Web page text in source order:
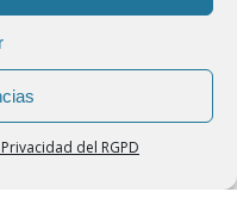
del RGPD
Ojeda
VISÍTANOS